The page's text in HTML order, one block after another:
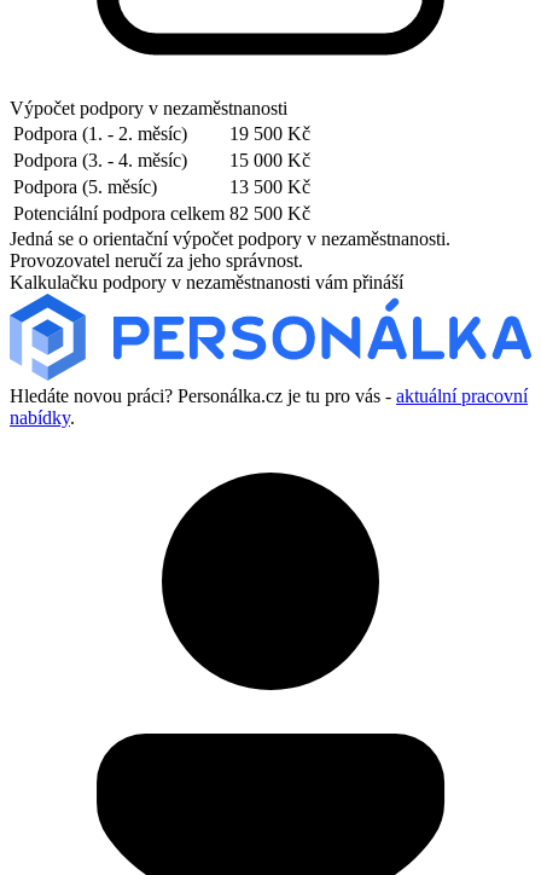
Výpočet podpory v nezaměstnanosti
Podpora (1. - 2. měsíc)
19 500 Kč
Podpora (3. - 4. měsíc)
15 000 Kč
Podpora (5. měsíc)
13 500 Kč
Potenciální podpora celkem 82 500 Kč
Jedná se o orientační výpočet podpory v nezaměstnanosti.
Provozovatel neručí za jeho správnost.
Kalkulačku podpory v nezaměstnanosti vám přináší
Hledáte novou práci? Personálka.cz je tu pro vás - aktuální pracovní
nabídky.